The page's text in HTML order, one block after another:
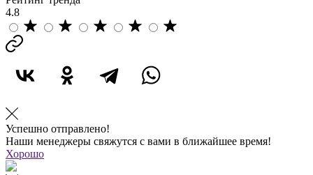
4.8
Успешно отправлено!
Наши менеджеры свяжутся с вами в ближайшее время!
Хорошо